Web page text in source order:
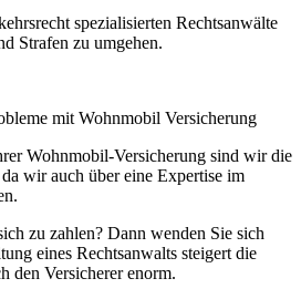
spezialisierten Rechtsanwälte
Strafen zu umgehen.
mit Wohnmobil Versicherung
Wohnmobil-Versicherung sind wir die
wir auch über eine Expertise im
zu zahlen? Dann wenden Sie sich
eines Rechtsanwalts steigert die
den Versicherer enorm.